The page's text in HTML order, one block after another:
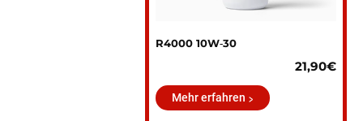
R4000 10W‑30
21,90€
Mehr erfahren